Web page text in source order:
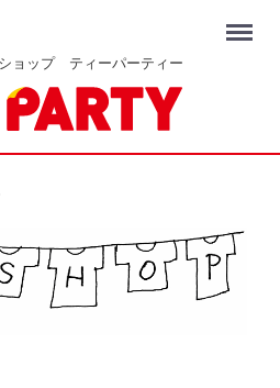
ョップ ティーパーティー
Menu